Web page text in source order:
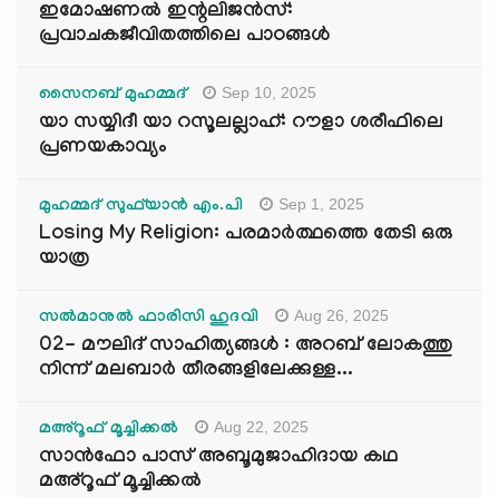
ഇമോഷണൽ ഇന്റലിജൻസ്:
പ്രവാചകജീവിതത്തിലെ പാഠങ്ങൾ
സൈനബ് മുഹമ്മദ് Sep 10, 2025
യാ സയ്യിദീ യാ റസൂലല്ലാഹ്: റൗളാ ശരീഫിലെ
പ്രണയകാവ്യം
മുഹമ്മദ് സുഫ്‌യാൻ എം.പി Sep 1, 2025
Losing My Religion: പരമാർത്ഥത്തെ തേടി ഒരു
യാത്ര
സൽമാനുൽ ഫാരിസി ഹുദവി Aug 26, 2025
02- മൗലിദ് സാഹിത്യങ്ങൾ : അറബ് ലോകത്തു
നിന്ന് മലബാർ തീരങ്ങളിലേക്കുള്ള...
മഅ്റൂഫ് മൂച്ചിക്കല്‍ Aug 22, 2025
സാൻഫോ പാസ് അബൂമുജാഹിദായ കഥ
മഅ്റൂഫ് മൂച്ചിക്കല്‍